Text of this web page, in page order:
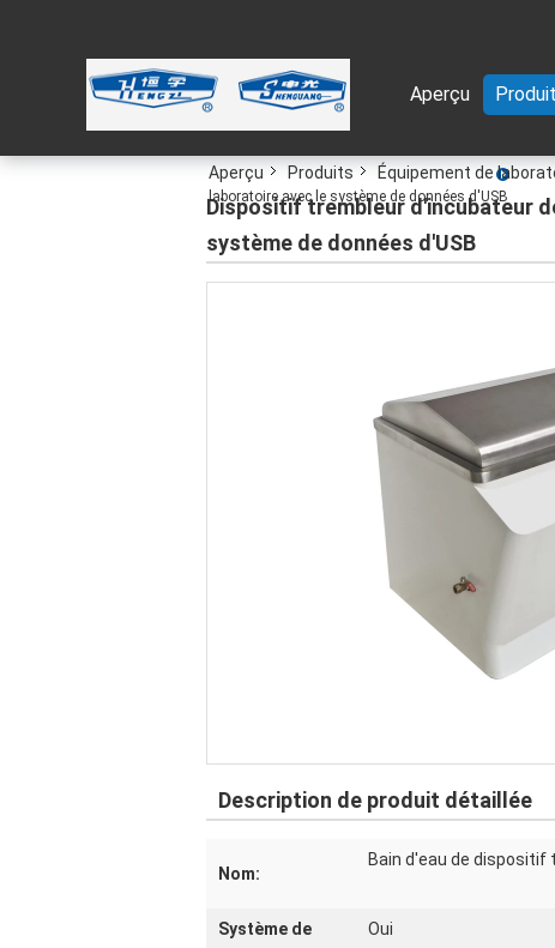
Aperçu
Aperçu Produits Équipement de
laboratoire avec le système de données d'USB
Dispositif trembleur d'incubateur
système de données d'USB
Description de produit détaillée
Nom:
Bain d'eau de dispositif
Système de
Oui